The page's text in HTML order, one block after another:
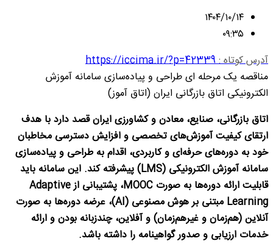
۱۴۰۴/۱۰/۱۴
۰۹:۳۵
آدرس کوتاه :https://iccima.ir/?p=42339
مناقصه یک مرحله ای طراحی و پیاده‌سازی سامانه آموزش
الکترونیکی اتاق بازرگانی ایران (اتاق آموز)
اتاق بازرگانی، صنایع، معادن و کشاورزی ایران قصد دارد با هدف
ارتقای کیفیت آموزش‌های تخصصی و افزایش دسترسی مخاطبان
خود به دوره‌های حرفه‌ای و کاربردی، اقدام به طراحی و پیاده‌سازی
سامانه آموزش الکترونیکی (LMS) پیشرفته کند. این سامانه باید
قابلیت ارائه دوره‌ها به صورت MOOC، پشتیبانی ازAdaptive
Learning مبتنی بر هوش مصنوعی (AI)، عرضه دوره‌ها به صورت
آنلاین (هم‌زمان و غیرهم‌زمان) و آفلاین، چندزبانه بودن و ارائه
خدمات ارزیابی و صدور گواهینامه را داشته باشد.